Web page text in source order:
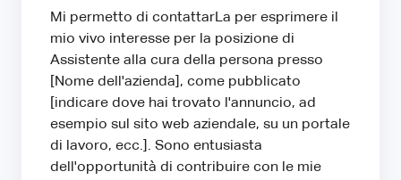
Mi permetto di contattarLa per esprimere il
mio vivo interesse per la posizione di
Assistente alla cura della persona presso
[Nome dell'azienda], come pubblicato
[indicare dove hai trovato l'annuncio, ad
esempio sul sito web aziendale, su un portale
di lavoro, ecc.]. Sono entusiasta
dell'opportunità di contribuire con le mie